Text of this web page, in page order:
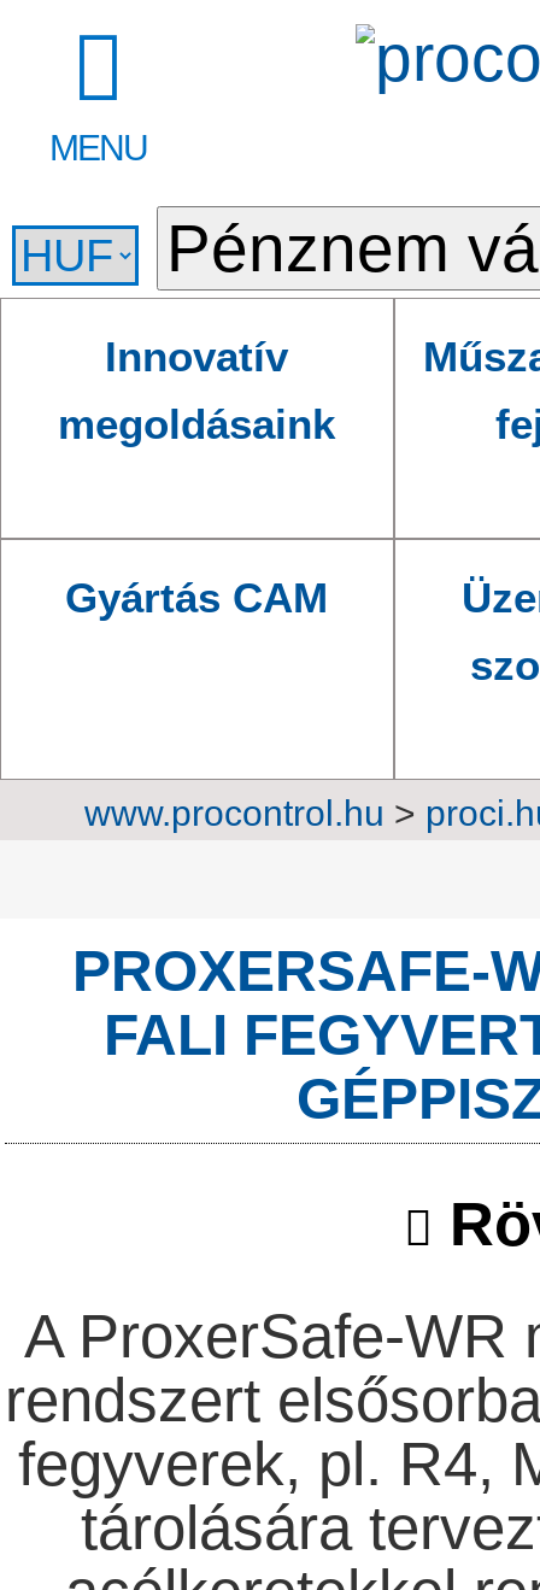
MENU
Innovatív
megoldásaink
Gyártás CAM
www.procontrol.hu >
PROXERSAFE-
FALI
A ProxerSafe-WR
rendszert
fegyverek, pl. R4,
tárolására